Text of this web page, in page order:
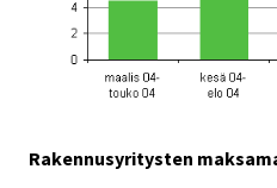
Rakennusyritysten